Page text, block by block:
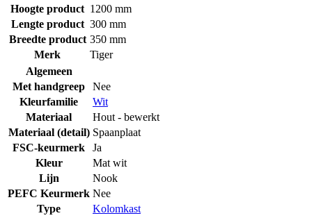
Hoogte product 1200 mm
Lengte product 300 mm
Breedte product 350 mm
Merk
Tiger
Algemeen
Met handgreep
Nee
Kleurfamilie
Wit
Materiaal
Hout - bewerkt
Materiaal (detail) Spaanplaat
FSC-keurmerk
Ja
Kleur
Mat wit
Lijn
Nook
PEFC Keurmerk Nee
Type
Kolomkast